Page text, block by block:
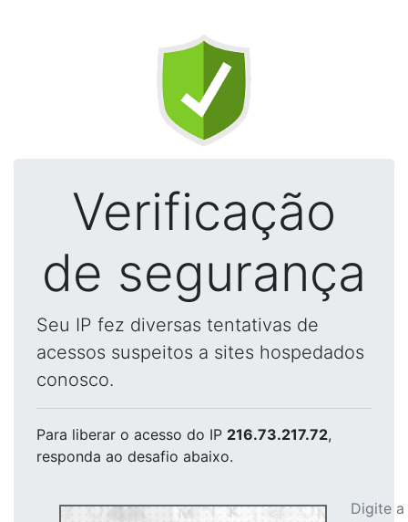
Verificação
de segurança
Seu IP fez diversas tentativas de
acessos suspeitos a sites hospedados
conosco.
Para liberar o acesso do IP 216.73.217.72,
responda ao desafio abaixo.
Digite